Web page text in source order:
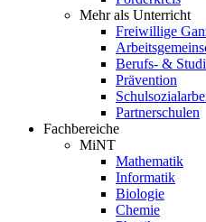
Mehr als Unterricht
Freiwillige
Berufs- &
Prävention
Partnerschulen
Fachbereiche
MiNT
Mathematik
Informatik
Biologie
Chemie